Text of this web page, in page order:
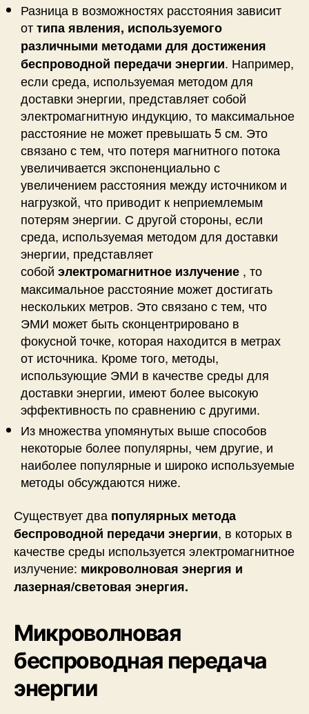
Разница в возможностях расстояния зависит
оттипа явления, используемого
различными методами для достижения
беспроводной передачи энергии. Например,
если среда, используемая методом для
доставки энергии, представляет собой
электромагнитную индукцию, то максимальное
расстояние не может превышать 5 см. Это
связано с тем, что потеря магнитного потока
увеличивается экспоненциально с
увеличением расстояния между источником и
нагрузкой, что приводит к неприемлемым
потерям энергии. С другой стороны, если
среда, используемая методом для доставки
энергии, представляет
собой электромагнитное излучение , то
максимальное расстояние может достигать
нескольких метров. Это связано с тем, что
ЭМИ может быть сконцентрировано в
фокусной точке, которая находится в метрах
от источника. Кроме того, методы,
использующие ЭМИ в качестве среды для
доставки энергии, имеют более высокую
эффективность по сравнению с другими.
Из множества упомянутых выше способов
некоторые более популярны, чем другие, и
наиболее популярные и широко используемые
методы обсуждаются ниже.
Существует два популярных метода
беспроводной передачи энергии, в которых в
качестве среды используется электромагнитное
излучение: микроволновая энергия и
лазерная/световая энергия.
Микроволновая
беспроводная передача
энергии